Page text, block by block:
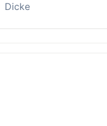
Dicke